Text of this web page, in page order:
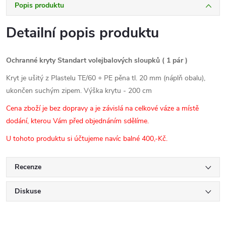
Popis produktu
Detailní popis produktu
Ochranné kryty Standart volejbalových sloupků ( 1 pár )
Kryt je ušitý z Plastelu TE/60 + PE pěna tl. 20 mm (náplň obalu),
ukončen suchým zipem. Výška krytu - 200 cm
Cena zboží je bez dopravy a je závislá na celkové váze a místě
dodání, kterou Vám před objednáním sdělíme.
U tohoto produktu si účtujeme navíc balné 400,-Kč.
Recenze
Diskuse